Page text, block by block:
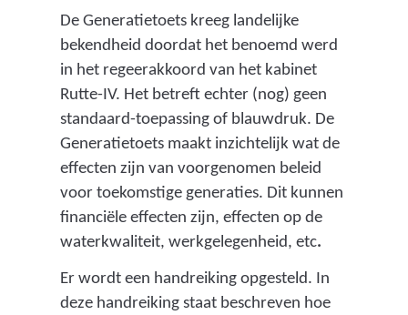
i
d
d
e
l
e
n
w
o
r
e
De Generatietoets kreeg landelijke
bekendheid doordat het benoemd werd
in het regeerakkoord van het kabinet
Rutte-IV. Het betreft echter (nog) geen
standaard-toepassing of blauwdruk. De
Generatietoets maakt inzichtelijk wat de
effecten zijn van voorgenomen beleid
voor toekomstige generaties. Dit kunnen
financiële effecten zijn, effecten op de
waterkwaliteit, werkgelegenheid, etc.
Er wordt een handreiking opgesteld. In
deze handreiking staat beschreven hoe